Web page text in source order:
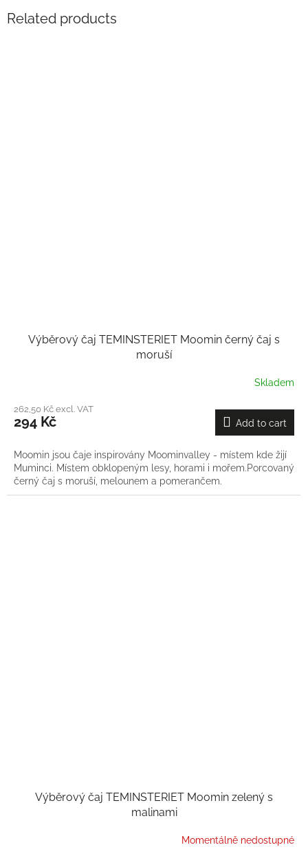
Related products
Výběrový čaj TEMINSTERIET Moomin černý čaj s
moruší
Skladem
262,50 Kč excl. VAT
294 Kč Add to cart
Moomin jsou čaje inspirovány Moominvalley - místem kde žijí
Muminci. Místem obklopeným lesy, horami i mořem.Porcovaný
černý čaj s moruší, melounem a pomerančem.
Výběrový čaj TEMINSTERIET Moomin zelený s
malinami
Momentálně nedostupné